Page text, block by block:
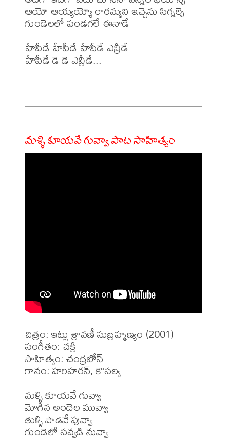
ఆయో ఆయ్యయ్యో రారమ్మని ఇచ్చెను సిగ్నల్సె
గుండెలలో పండగలే ఈనాడే
హేపీడే హేపీడే హేపీడే ఎవ్రీడే
హేపీడే డె డె ఎవ్రీడే...
మళ్ళి కూయవే గువ్వా పాట సాహిత్యం
చిత్రం: ఇట్లు శ్రావణీ సుబ్రహ్మణ్యం (2001)
సంగీతం: చక్రి
సాహిత్యం: చంద్రబోస్
గానం: హరిహరన్, కౌసల్య
మళ్ళి కూయవే గువ్వా
మోగిన అందెల మువ్వా
తుళ్ళి పాడవే పువ్వా
గుండెలో సవ్వడి నువ్వా